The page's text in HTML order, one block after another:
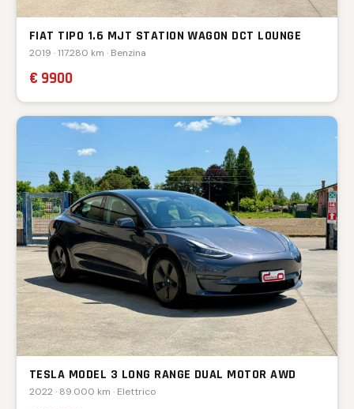
FIAT TIPO 1.6 MJT STATION WAGON DCT LOUNGE
2019 · 117.280 km · Benzina
€ 9900
TESLA MODEL 3 LONG RANGE DUAL MOTOR AWD
2022 · 89.000 km · Elettrico